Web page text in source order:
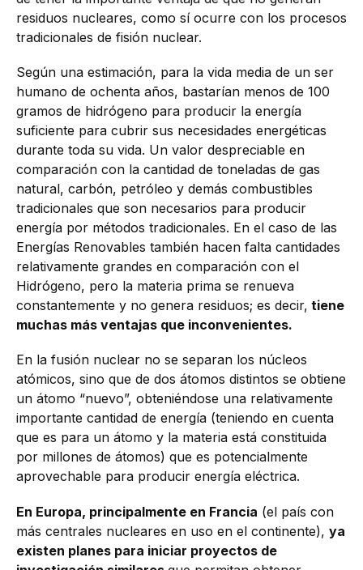
residuos nucleares, como sí ocurre con los procesos
tradicionales de fisión nuclear.
Según una estimación, para la vida media de un ser
humano de ochenta años, bastarían menos de 100
gramos de hidrógeno para producir la energía
suficiente para cubrir sus necesidades energéticas
durante toda su vida. Un valor despreciable en
comparación con la cantidad de toneladas de gas
natural, carbón, petróleo y demás combustibles
tradicionales que son necesarios para producir
energía por métodos tradicionales. En el caso de las
Energías Renovables también hacen falta cantidades
relativamente grandes en comparación con el
Hidrógeno, pero la materia prima se renueva
constantemente y no genera residuos; es decir, tiene
muchas más ventajas que inconvenientes.
En la fusión nuclear no se separan los núcleos
atómicos, sino que de dos átomos distintos se obtiene
un átomo “nuevo”, obteniéndose una relativamente
importante cantidad de energía (teniendo en cuenta
que es para un átomo y la materia está constituida
por millones de átomos) que es potencialmente
aprovechable para producir energía eléctrica.
En Europa, principalmente en Francia (el país con
más centrales nucleares en uso en el continente), ya
existen planes para iniciar proyectos de